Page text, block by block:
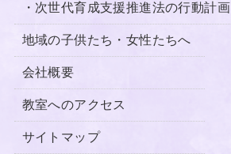
・次世代育成支援推進法の行動計画
地域の子供たち・女性たちへ
会社概要
教室へのアクセス
サイトマップ